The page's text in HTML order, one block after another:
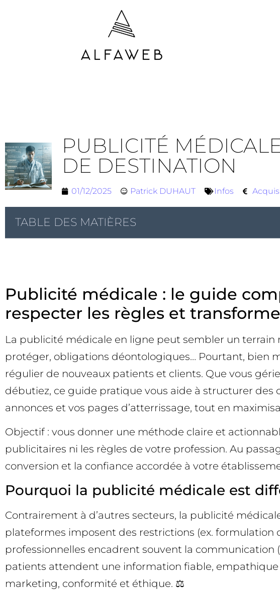
PUBLICITÉ
DE DESTINATION
01/12/2025 Patrick DUHAUT Infos
TABLE DES MATIÈRES
Publicité médicale : le guide
respecter les règles et
La publicité médicale en ligne peut sembler un terrain
protéger, obligations déontologiques… Pourtant, bien
régulier de nouveaux patients et clients. Que vous
débutiez, ce guide pratique vous aide à structurer
annonces et vos pages d’atterrissage, tout en
Objectif : vous donner une méthode claire et
publicitaires ni les règles de votre profession. Au
conversion et la confiance accordée à votre
Pourquoi la publicité médicale est
Contrairement à d’autres secteurs, la publicité
plateformes imposent des restrictions (ex. formulation
professionnelles encadrent souvent la communication
patients attendent une information fiable,
marketing, conformité et éthique. ⚖️